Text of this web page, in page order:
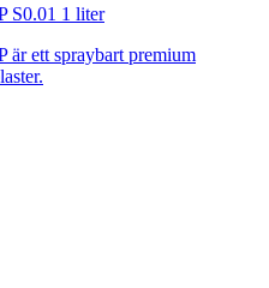
S0.01 1 liter
ett spraybart premium